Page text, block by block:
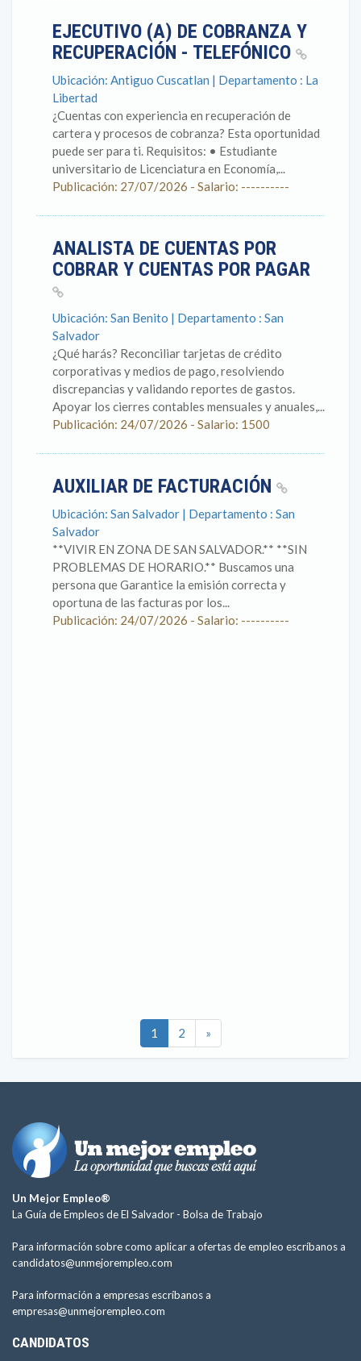
EJECUTIVO (A) DE COBRANZA Y
RECUPERACIÓN - TELEFÓNICO
Ubicación: Antiguo Cuscatlan | Departamento : La
Libertad
¿Cuentas con experiencia en recuperación de
cartera y procesos de cobranza? Esta oportunidad
puede ser para ti. Requisitos: • Estudiante
universitario de Licenciatura en Economía,...
Publicación: 27/07/2026 - Salario: ----------
ANALISTA DE CUENTAS POR
COBRAR Y CUENTAS POR PAGAR
Ubicación: San Benito | Departamento : San
Salvador
¿Qué harás? Reconciliar tarjetas de crédito
corporativas y medios de pago, resolviendo
discrepancias y validando reportes de gastos.
Apoyar los cierres contables mensuales y anuales,...
Publicación: 24/07/2026 - Salario: 1500
AUXILIAR DE FACTURACIÓN
Ubicación: San Salvador | Departamento : San
Salvador
**VIVIR EN ZONA DE SAN SALVADOR.** **SIN
PROBLEMAS DE HORARIO.** Buscamos una
persona que Garantice la emisión correcta y
oportuna de las facturas por los...
Publicación: 24/07/2026 - Salario: ----------
1 2 »
Un Mejor Empleo®
La Guía de Empleos de El Salvador - Bolsa de Trabajo
Para información sobre como aplicar a ofertas de empleo escríbanos a
candidatos@unmejorempleo.com
Para información a empresas escríbanos a
empresas@unmejorempleo.com
CANDIDATOS